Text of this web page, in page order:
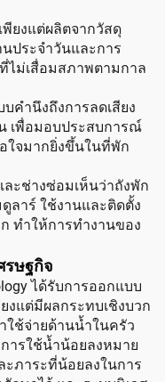
ยงแต่ผลิตจากวัสดุ
ประจำวันและการ
ไม่เสื่อมสภาพตามกาล
คำนึงถึงการลดเสียง
เพื่อมอบประสบการณ์
ใจมากยิ่งขึ้นในที่พัก
ละช่างซ่อมเห็นว่าถังพัก
ลาร์ ใช้งานและติดตั้ง
ทำให้การทำงานของ
รษฐกิจ
ได้รับการออกแบบ
แต่มีผลกระทบเชิงบวก
ใช้จ่ายด้านน้ำในครัว
ารใช้น้ำน้อยลงหมาย
ภาระที่น้อยลงในการ